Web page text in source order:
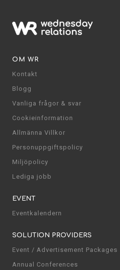
OM WR
Kontakt
Blogg
Vanliga frågor & svar
Cookieinformation
Allmänna Villkor
Personuppgiftspolicy
Miljöpolicy
Lediga jobb
EVENT
Eventkalendern
SOLUTION PROVIDERS
Event / Advertisement Packages
Annual Conferences